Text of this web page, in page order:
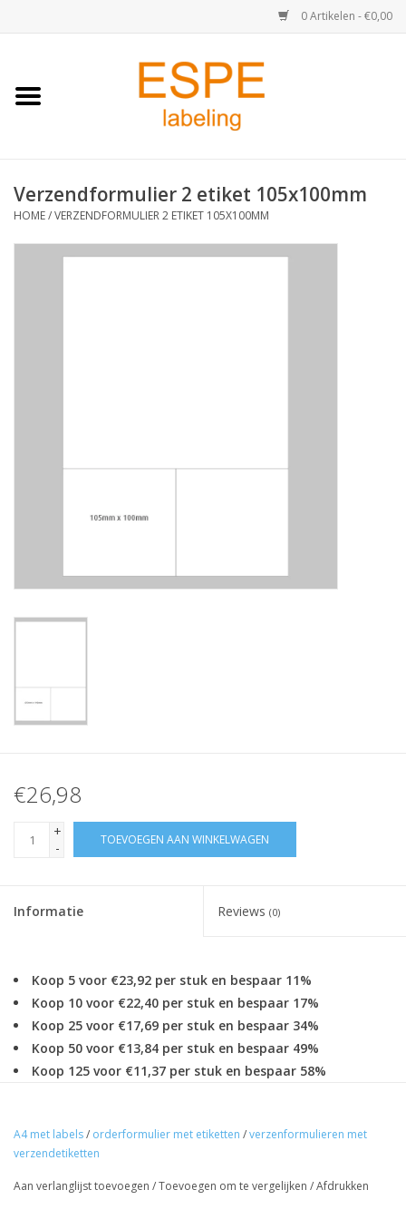
0 Artikelen - €0,00
Home
Retail
Horeca & Food
Verzendformulier 2 etiket 105x100mm
HOME/VERZENDFORMULIER 2 ETIKET 105X100MM
€26,98
+
-
TOEVOEGEN AAN WINKELWAGEN
Informatie Reviews (0)
Koop 5 voor €23,92 per stuk en bespaar 11%
Koop 10 voor €22,40 per stuk en bespaar 17%
Koop 25 voor €17,69 per stuk en bespaar 34%
Koop 50 voor €13,84 per stuk en bespaar 49%
Koop 125 voor €11,37 per stuk en bespaar 58%
Omschrijving
Formaat
: A4
A4 met labels/ orderformulier met etiketten /verzenformulieren met
verzendetiketten
Aan verlanglijst toevoegen /Toevoegen om te vergelijken /Afdrukken